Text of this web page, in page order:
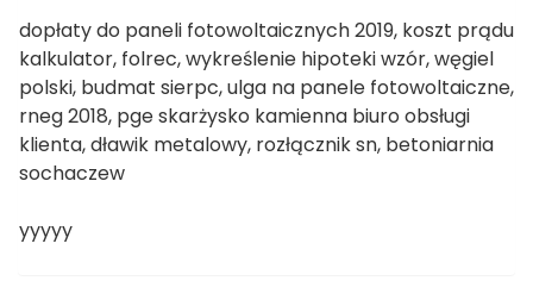
dopłaty do paneli fotowoltaicznych 2019, koszt prądu
kalkulator, folrec, wykreślenie hipoteki wzór, węgiel
polski, budmat sierpc, ulga na panele fotowoltaiczne,
rneg 2018, pge skarżysko kamienna biuro obsługi
klienta, dławik metalowy, rozłącznik sn, betoniarnia
sochaczew
yyyyy